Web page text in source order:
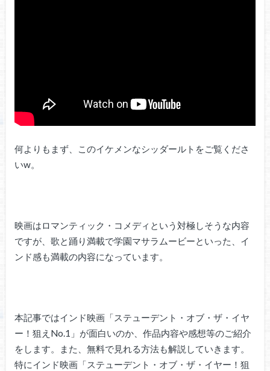
何よりもまず、このイケメンなシッダールトをご覧くださ
いw。
映画はロマンティック・コメディという対極しそうな内容
ですが、歌と踊り満載で学園マサラムービーといった、イ
ンド感も満載の内容になっています。
本記事ではインド映画「ステューデント・オブ・ザ・イヤ
ー！狙えNo.1」が面白いのか、作品内容や感想等のご紹介
をします。また、無料で見れる方法も解説していきます。
特にインド映画「ステューデント・オブ・ザ・イヤー！狙